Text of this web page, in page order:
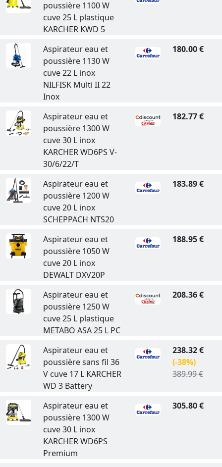
poussière 1100 W
cuve 25 L plastique
KARCHER KWD 5
Aspirateur eau et
poussière 1130 W
cuve 22 L inox
NILFISK Multi II 22
Inox
180.00 €
Aspirateur eau et
poussière 1300 W
cuve 30 L inox
KARCHER WD6PS V-
30/6/22/T
182.77 €
Aspirateur eau et
poussière 1200 W
cuve 20 L inox
SCHEPPACH NTS20
183.89 €
Aspirateur eau et
poussière 1050 W
cuve 20 L inox
DEWALT DXV20P
188.95 €
Aspirateur eau et
poussière 1250 W
cuve 25 L plastique
METABO ASA 25 L PC
208.36 €
Aspirateur eau et
poussière sans fil 36
V cuve 17 L KARCHER
WD 3 Battery
238.32 €
(-38%)
389.99 €
Aspirateur eau et
poussière 1300 W
cuve 30 L inox
KARCHER WD6PS
Premium
305.80 €